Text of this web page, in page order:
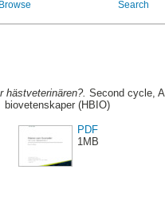
Browse Search
hästveterinären?. Second cycle,
biovetenskaper (HBIO)
PDF
1MB